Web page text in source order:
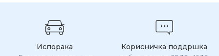
Испорака Корисничка поддршка